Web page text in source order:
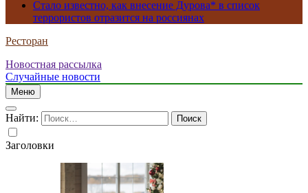
Стало известно, как внесение Дурова* в список
террористов отразится на россиянах
Ресторан
Новостная рассылка
Случайные новости
Меню
Найти:
Заголовки